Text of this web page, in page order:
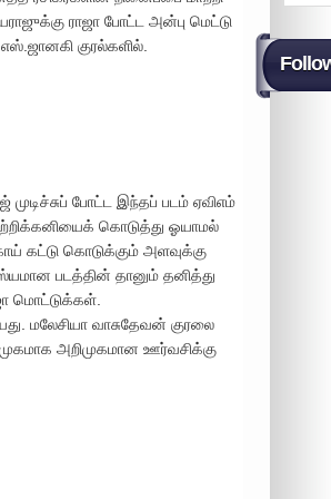
ராஜா போட்ட அன்பு மெட்டு
குரல்களில்.
முடிச்சுப் போட்ட இந்தப் படம் ஏவிஎம்
கொடுத்து ஓயாமல்
கட்டு கொடுக்கும் அளவுக்கு
படத்தின் தானும் தனித்து
மொட்டுக்கள்.
மலேசியா வாசுதேவன் குரலை
அறிமுகமான ஊர்வசிக்கு